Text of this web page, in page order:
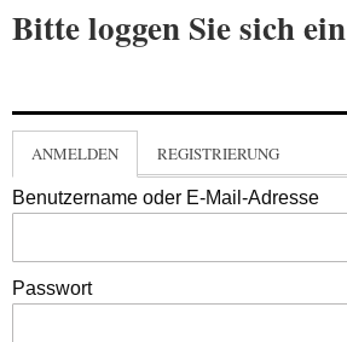
Bitte loggen Sie sich ein
ANMELDEN REGISTRIERUNG
Benutzername oder E-Mail-Adresse
Passwort